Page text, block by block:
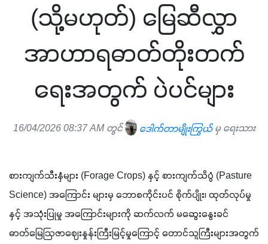
(သို့မဟုတ်) မြေဆီလွှာ
အာဟာရဓာတ်တိုးတက်
ရေးအတွက် ပဲပင်များ
16/04/2026 08:37 AM တွင် ဒေါက်တာမျိုးကြွယ်မှ ရေးသား
စားကျက်သီးနှံများ (Forage Crops) နှင့် စားကျက်သိပ္ပံ (Pasture
Science) အကြောင်း များမှ ဘောစကိုင်းပင် စိုက်ပျိုး၊ ထုတ်လုပ်မှု
နှင့် အသုံးပြုမှု အကြောင်းများကို ဆက်လက် မဆွေးနွေးခင်
ဓာတ်မြေဩဇာဈေးနှုန်းကြီးမြင့်မှုကြောင့် တောင်သူကြီးများအတွက်